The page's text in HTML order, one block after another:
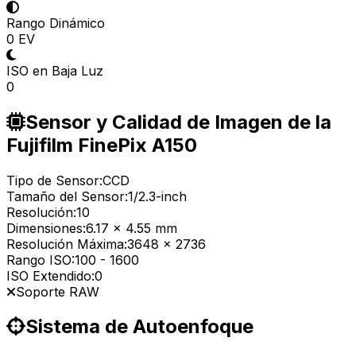
Rango Dinámico
0 EV
ISO en Baja Luz
0
Sensor y Calidad de Imagen de la
Fujifilm FinePix A150
Tipo de Sensor:CCD
Tamaño del Sensor:1/2.3-inch
Resolución:10
Dimensiones:6.17 x 4.55 mm
Resolución Máxima:3648 x 2736
Rango ISO:100 - 1600
ISO Extendido:0
Soporte RAW
Sistema de Autoenfoque